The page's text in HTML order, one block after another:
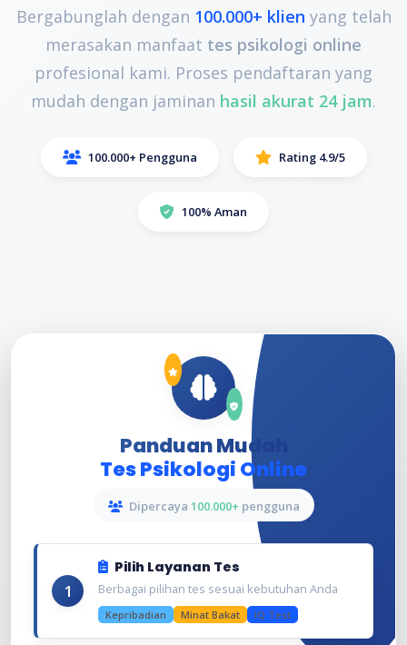
Bergabunglah dengan 100.000+ klien yang telah
merasakan manfaat tes psikologi online
profesional kami. Proses pendaftaran yang
mudah dengan jaminan hasil akurat 24 jam.
100.000+ Pengguna Rating 4.9/5
100% Aman
Panduan Mudah
Tes Psikologi Online
Dipercaya 100.000+ pengguna
1
Pilih Layanan Tes
Berbagai pilihan tes sesuai kebutuhan Anda
Kepribadian Minat Bakat IQ Test